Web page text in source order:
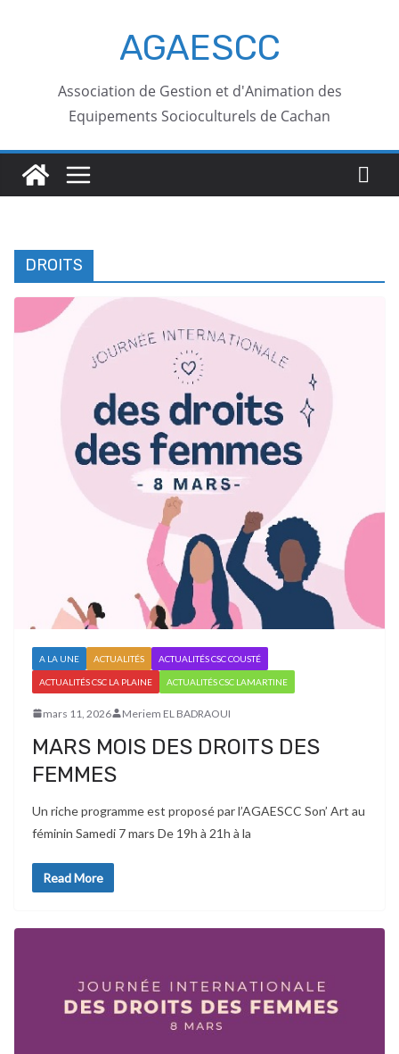
AGAESCC
Association de Gestion et d'Animation des
Equipements Socioculturels de Cachan
DROITS
A LA UNE ACTUALITÉS ACTUALITÉS CSC COUSTÉ
ACTUALITÉS CSC LA PLAINE ACTUALITÉS CSC LAMARTINE
mars 11, 2026 Meriem EL BADRAOUI
MARS MOIS DES DROITS DES
FEMMES
Un riche programme est proposé par l’AGAESCC Son’ Art au
féminin Samedi 7 mars De 19h à 21h à la
Read More